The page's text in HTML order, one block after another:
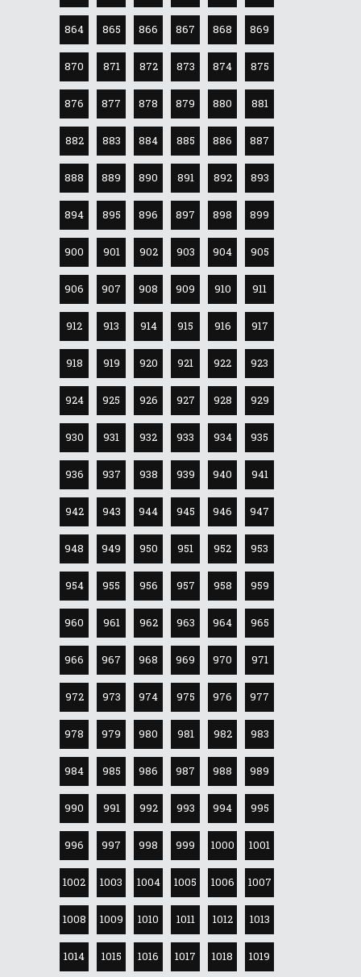
864 865 866 867 868 869
870 871 872 873 874 875
876 877 878 879 880 881
882 883 884 885 886 887
888 889 890 891 892 893
894 895 896 897 898 899
900 901 902 903 904 905
906 907 908 909 910 911
912 913 914 915 916 917
918 919 920 921 922 923
924 925 926 927 928 929
930 931 932 933 934 935
936 937 938 939 940 941
942 943 944 945 946 947
948 949 950 951 952 953
954 955 956 957 958 959
960 961 962 963 964 965
966 967 968 969 970 971
972 973 974 975 976 977
978 979 980 981 982 983
984 985 986 987 988 989
990 991 992 993 994 995
996 997 998 999 1000 1001
1002 1003 1004 1005 1006 1007
1008 1009 1010 1011 1012 1013
1014 1015 1016 1017 1018 1019